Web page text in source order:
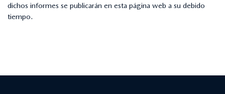
dichos informes se publicarán en esta página web a su debido
tiempo.